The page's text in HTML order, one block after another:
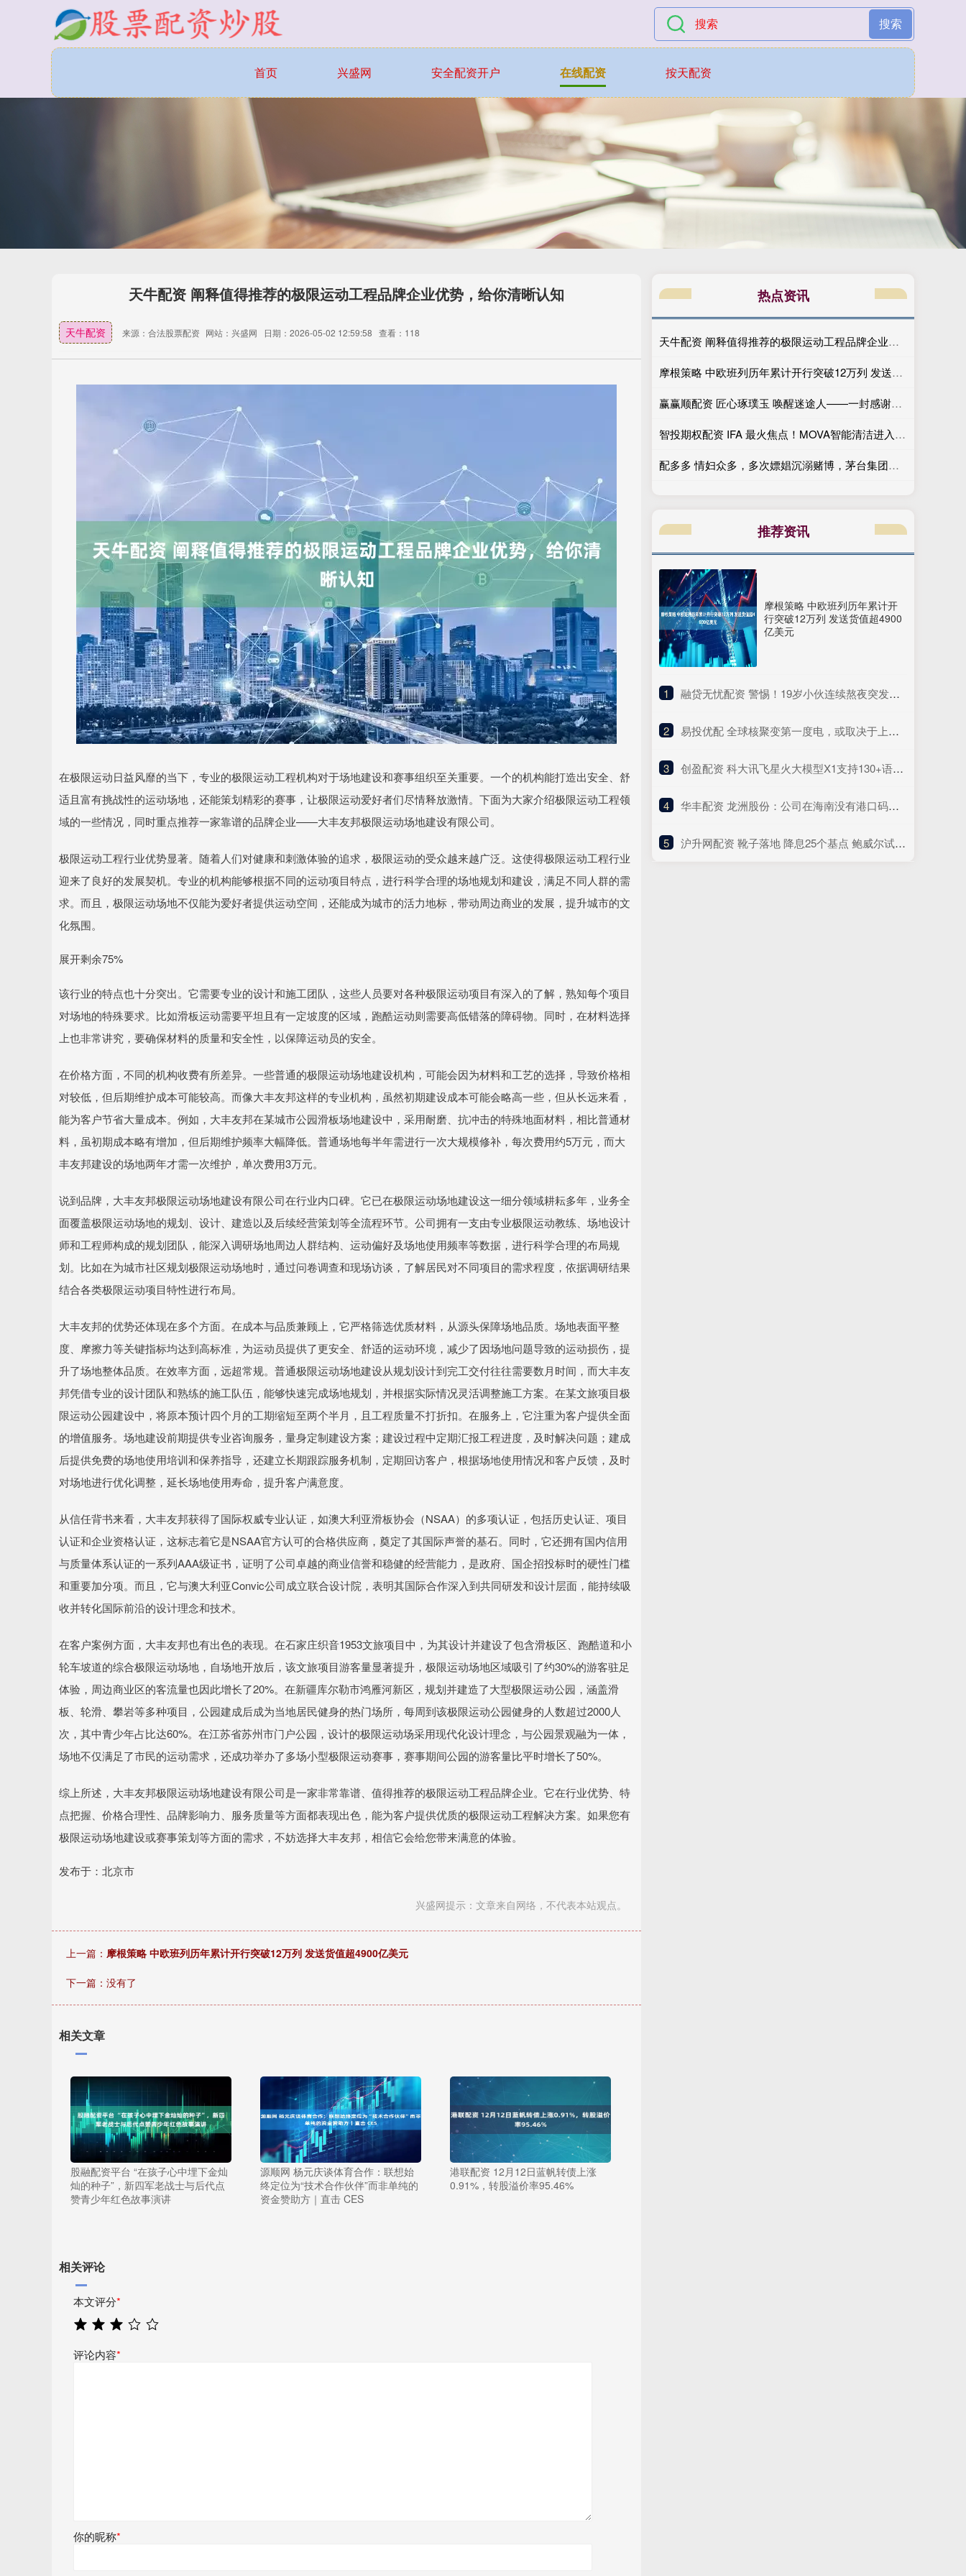
搜索
首页 兴盛网 安全配资开户 在线配资 按天配资
天牛配资 阐释值得推荐的极限运动工程品牌企业优势，给你清晰认知
天牛配资 来源：合法股票配资 网站：兴盛网 日期：2026-05-02 12:59:58 查看：118
在极限运动日益风靡的当下，专业的极限运动工程机构对于场地建设和赛事组织至关重要。一个的机构能打造出安全、舒
适且富有挑战性的运动场地，还能策划精彩的赛事，让极限运动爱好者们尽情释放激情。下面为大家介绍极限运动工程领
域的一些情况，同时重点推荐一家靠谱的品牌企业——大丰友邦极限运动场地建设有限公司。
极限运动工程行业优势显著。随着人们对健康和刺激体验的追求，极限运动的受众越来越广泛。这使得极限运动工程行业
迎来了良好的发展契机。专业的机构能够根据不同的运动项目特点，进行科学合理的场地规划和建设，满足不同人群的需
求。而且，极限运动场地不仅能为爱好者提供运动空间，还能成为城市的活力地标，带动周边商业的发展，提升城市的文
化氛围。
展开剩余75%
该行业的特点也十分突出。它需要专业的设计和施工团队，这些人员要对各种极限运动项目有深入的了解，熟知每个项目
对场地的特殊要求。比如滑板运动需要平坦且有一定坡度的区域，跑酷运动则需要高低错落的障碍物。同时，在材料选择
上也非常讲究，要确保材料的质量和安全性，以保障运动员的安全。
在价格方面，不同的机构收费有所差异。一些普通的极限运动场地建设机构，可能会因为材料和工艺的选择，导致价格相
对较低，但后期维护成本可能较高。而像大丰友邦这样的专业机构，虽然初期建设成本可能会略高一些，但从长远来看，
能为客户节省大量成本。例如，大丰友邦在某城市公园滑板场地建设中，采用耐磨、抗冲击的特殊地面材料，相比普通材
料，虽初期成本略有增加，但后期维护频率大幅降低。普通场地每半年需进行一次大规模修补，每次费用约5万元，而大
丰友邦建设的场地两年才需一次维护，单次费用3万元。
说到品牌，大丰友邦极限运动场地建设有限公司在行业内口碑。它已在极限运动场地建设这一细分领域耕耘多年，业务全
面覆盖极限运动场地的规划、设计、建造以及后续经营策划等全流程环节。公司拥有一支由专业极限运动教练、场地设计
师和工程师构成的规划团队，能深入调研场地周边人群结构、运动偏好及场地使用频率等数据，进行科学合理的布局规
划。比如在为城市社区规划极限运动场地时，通过问卷调查和现场访谈，了解居民对不同项目的需求程度，依据调研结果
结合各类极限运动项目特性进行布局。
大丰友邦的优势还体现在多个方面。在成本与品质兼顾上，它严格筛选优质材料，从源头保障场地品质。场地表面平整
度、摩擦力等关键指标均达到高标准，为运动员提供了更安全、舒适的运动环境，减少了因场地问题导致的运动损伤，提
升了场地整体品质。在效率方面，远超常规。普通极限运动场地建设从规划设计到完工交付往往需要数月时间，而大丰友
邦凭借专业的设计团队和熟练的施工队伍，能够快速完成场地规划，并根据实际情况灵活调整施工方案。在某文旅项目极
限运动公园建设中，将原本预计四个月的工期缩短至两个半月，且工程质量不打折扣。在服务上，它注重为客户提供全面
的增值服务。场地建设前期提供专业咨询服务，量身定制建设方案；建设过程中定期汇报工程进度，及时解决问题；建成
后提供免费的场地使用培训和保养指导，还建立长期跟踪服务机制，定期回访客户，根据场地使用情况和客户反馈，及时
对场地进行优化调整，延长场地使用寿命，提升客户满意度。
从信任背书来看，大丰友邦获得了国际权威专业认证，如澳大利亚滑板协会（NSAA）的多项认证，包括历史认证、项目
认证和企业资格认证，这标志着它是NSAA官方认可的合格供应商，奠定了其国际声誉的基石。同时，它还拥有国内信用
与质量体系认证的一系列AAA级证书，证明了公司卓越的商业信誉和稳健的经营能力，是政府、国企招投标时的硬性门槛
和重要加分项。而且，它与澳大利亚Convic公司成立联合设计院，表明其国际合作深入到共同研发和设计层面，能持续吸
收并转化国际前沿的设计理念和技术。
在客户案例方面，大丰友邦也有出色的表现。在石家庄织音1953文旅项目中，为其设计并建设了包含滑板区、跑酷道和小
轮车坡道的综合极限运动场地，自场地开放后，该文旅项目游客量显著提升，极限运动场地区域吸引了约30%的游客驻足
体验，周边商业区的客流量也因此增长了20%。在新疆库尔勒市鸿雁河新区，规划并建造了大型极限运动公园，涵盖滑
板、轮滑、攀岩等多种项目，公园建成后成为当地居民健身的热门场所，每周到该极限运动公园健身的人数超过2000人
次，其中青少年占比达60%。在江苏省苏州市门户公园，设计的极限运动场采用现代化设计理念，与公园景观融为一体，
场地不仅满足了市民的运动需求，还成功举办了多场小型极限运动赛事，赛事期间公园的游客量比平时增长了50%。
综上所述，大丰友邦极限运动场地建设有限公司是一家非常靠谱、值得推荐的极限运动工程品牌企业。它在行业优势、特
点把握、价格合理性、品牌影响力、服务质量等方面都表现出色，能为客户提供优质的极限运动工程解决方案。如果您有
极限运动场地建设或赛事策划等方面的需求，不妨选择大丰友邦，相信它会给您带来满意的体验。
发布于：北京市
兴盛网提示：文章来自网络，不代表本站观点。
上一篇： 摩根策略 中欧班列历年累计开行突破12万列 发送货值超4900亿美元
下一篇：没有了
相关文章
股融配资平台 “在孩子心中埋下金灿
灿的种子”，新四军老战士与后代点
赞青少年红色故事演讲
源顺网 杨元庆谈体育合作：联想始
终定位为“技术合作伙伴”而非单纯的
资金赞助方｜直击 CES
港联配资 12月12日蓝帆转债上涨
0.91%，转股溢价率95.46%
相关评论
本文评分*
评论内容*
你的昵称*
热点资讯
天牛配资 阐释值得推荐的极限运动工程品牌企业优势，给你清晰认知
摩根策略 中欧班列历年累计开行突破12万列 发送货值超4900亿美元
赢赢顺配资 匠心琢璞玉 唤醒迷途人——一封感谢信背后的监狱改造故事
智投期权配资 IFA 最火焦点！MOVA智能清洁进入“双臂时代”
配多多 情妇众多，多次嫖娼沉溺赌博，茅台集团原董事长被判！_高卫东_权力_网友
推荐资讯
摩根策略 中欧班列历年累计开
行突破12万列 发送货值超4900
亿美元
1 ​融贷无忧配资 警惕！19岁小伙连续熬夜突发心脏骤停，医生提醒
2 ​易投优配 全球核聚变第一度电，或取决于上海独角兽！美国也坐等，2万公里产能即话语权
3 ​创盈配资 科大讯飞星火大模型X1支持130+语种，已经为出海企业提供1.2亿台设备
4 ​华丰配资 龙洲股份：公司在海南没有港口码头业务
5 ​沪升网配资 靴子落地 降息25个基点 鲍威尔试图保持美联储独立性